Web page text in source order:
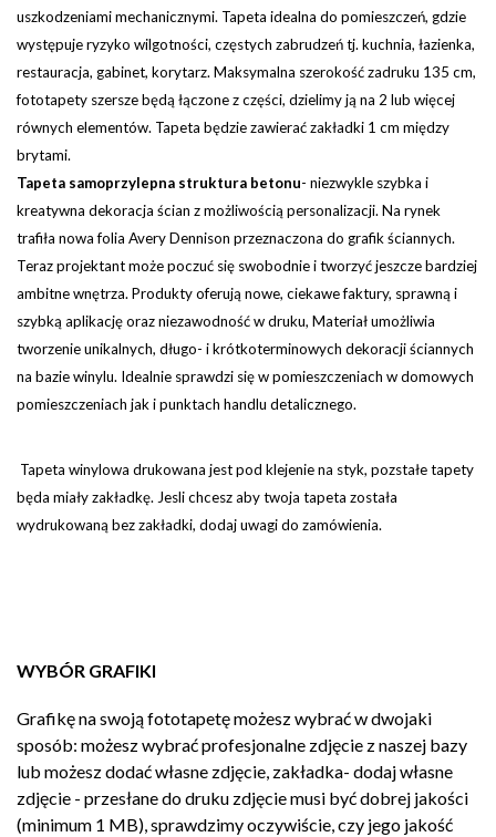
uszkodzeniami mechanicznymi. Tapeta idealna do pomieszczeń, gdzie
występuje ryzyko wilgotności, częstych zabrudzeń tj. kuchnia, łazienka,
restauracja, gabinet, korytarz.Maksymalna szerokość zadruku 135 cm,
fototapety szersze będą łączone z części, dzielimy ją na 2 lub więcej
równych elementów. Tapeta będzie zawierać zakładki 1 cm między
brytami.
Tapeta samoprzylepna struktura betonu- niezwykle szybka i
kreatywna dekoracja ścian z możliwością personalizacji. Na rynek
trafiła nowa folia Avery Dennison przeznaczona do grafik ściannych.
Teraz projektant może poczuć się swobodnie i tworzyć jeszcze bardziej
ambitne wnętrza. Produkty oferują nowe, ciekawe faktury, sprawną i
szybką aplikację oraz niezawodność w druku, Materiał umożliwia
tworzenie unikalnych, długo- i krótkoterminowych dekoracji ściannych
na bazie winylu. Idealnie sprawdzi się w pomieszczeniach w domowych
pomieszczeniach jak i punktach handlu detalicznego.
Tapeta winylowa drukowana jest pod klejenie na styk, pozstałe tapety
będa miały zakładkę. Jesli chcesz aby twoja tapeta została
wydrukowaną bez zakładki, dodaj uwagi do zamówienia.
WYBÓR GRAFIKI
Grafikę na swoją fototapetę możesz wybrać w dwojaki
sposób: możesz wybrać profesjonalne zdjęcie z naszej bazy
lub możesz dodać własne zdjęcie, zakładka- dodaj własne
zdjęcie - przesłane do druku zdjęcie musi być dobrej jakości
(minimum 1 MB), sprawdzimy oczywiście, czy jego jakość